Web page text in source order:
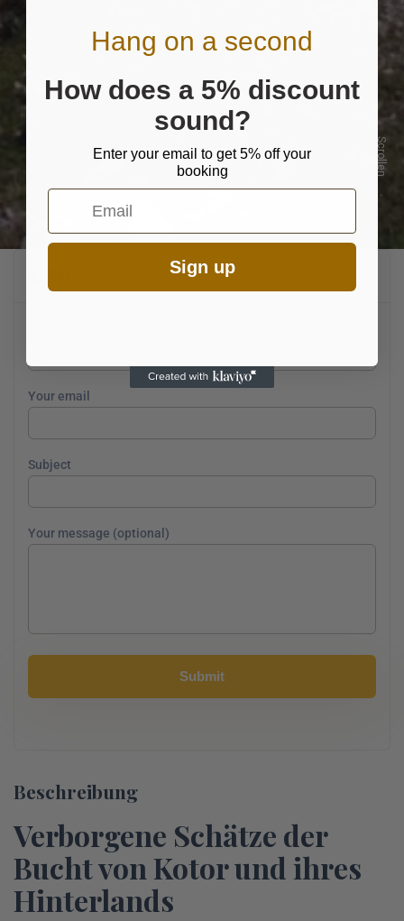
Scrollen
Beschreibung
Verborgene Schätze der
Bucht von Kotor und ihres
Hinterlands
Your email
Subject
Your message (optional)
Hang on a second
How does a 5% discount
sound?
Enter your email to get 5% off your
booking
Email
Sign up